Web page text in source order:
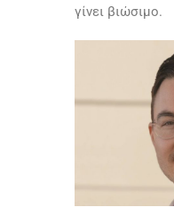
γίνει βιώσιμο.